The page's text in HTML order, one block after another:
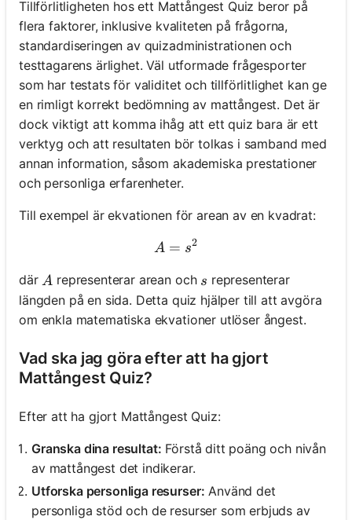
Tillförlitligheten hos ett Mattångest Quiz beror på
flera faktorer, inklusive kvaliteten på frågorna,
standardiseringen av quizadministrationen och
testtagarens ärlighet. Väl utformade frågesporter
som har testats för validitet och tillförlitlighet kan ge
en rimligt korrekt bedömning av mattångest. Det är
dock viktigt att komma ihåg att ett quiz bara är ett
verktyg och att resultaten bör tolkas i samband med
annan information, såsom akademiska prestationer
och personliga erfarenheter.
Till exempel är ekvationen för arean av en kvadrat:
A = s^2
A = s2
där A
A representerar arean och s
s representerar
längden på en sida. Detta quiz hjälper till att avgöra
om enkla matematiska ekvationer utlöser ångest.
Vad ska jag göra efter att ha gjort
Mattångest Quiz?
Efter att ha gjort Mattångest Quiz:
Granska dina resultat: Förstå ditt poäng och nivån
av mattångest det indikerar.
Utforska personliga resurser: Använd det
personliga stöd och de resurser som erbjuds av